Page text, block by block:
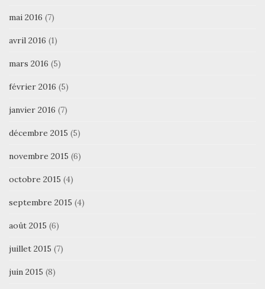
mai 2016 (7)
avril 2016 (1)
mars 2016 (5)
février 2016 (5)
janvier 2016 (7)
décembre 2015 (5)
novembre 2015 (6)
octobre 2015 (4)
septembre 2015 (4)
août 2015 (6)
juillet 2015 (7)
juin 2015 (8)